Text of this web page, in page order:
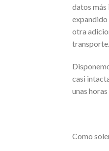
datos más
expandido
otra
transporte.
casi
unas
Como